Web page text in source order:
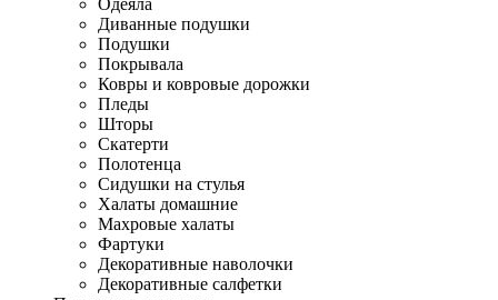
Одеяла
Диванные подушки
Подушки
Покрывала
Ковры и ковровые дорожки
Пледы
Шторы
Скатерти
Полотенца
Сидушки на стулья
Халаты домашние
Махровые халаты
Фартуки
Декоративные наволочки
Декоративные салфетки